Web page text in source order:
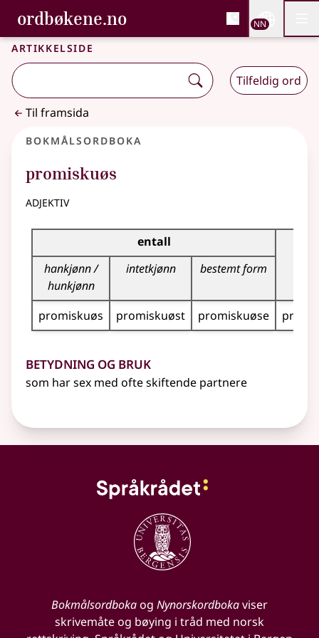
Gå til hovudinnhald
Tilgjenge
ordbøkene.no, Bokmålsordboka og
Bokmålsordboka og Nynorskordboka
NN
Artikkelside
Tilfeldig ord
Til framsida
Bokmålsordboka
promiskuøs
adjektiv
Bøyingstabell for dette adjektivet
entall
hankjønn /
hunkjønn
intetkjønn bestemt form
promiskuøs promiskuøst promiskuøse
Betydning og bruk
som har sex med ofte skiftende partnere
Bokmålsordbokaog Nynorskordbokaviser
skrivemåte og bøying i tråd med norsk